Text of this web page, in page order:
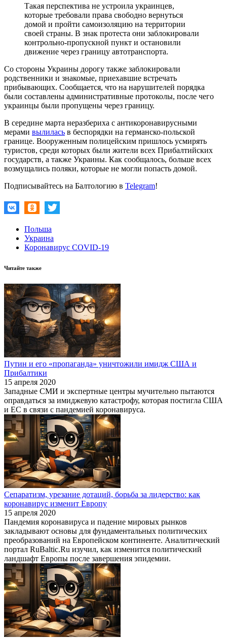
Такая перспектива не устроила украинцев,
которые требовали права свободно вернуться
домой и пройти самоизоляцию на территории
своей страны. В знак протеста они заблокировали
контрольно-пропускной пункт и остановили
движение через границу автотранспорта.
Со стороны Украины дорогу также заблокировали
родственники и знакомые, приехавшие встречать
прибывающих. Сообщается, что на нарушителей порядка
были составлены административные протоколы, после чего
украинцы были пропущены через границу.
В середине марта неразбериха с антикоронавирусными
мерами вылилась в беспорядки на германско-польской
границе. Вооруженным полицейским пришлось усмирять
туристов, среди которых были жители всех Прибалтийских
государств, а также Украины. Как сообщалось, больше всех
возмущались поляки, которые не могли попасть домой.
Подписывайтесь на Балтологию в Telegram!
Польша
Украина
Коронавирус COVID-19
Читайте также
Путин и его «пропаганда» уничтожили имидж США и
Прибалтики
15 апреля 2020
Западные СМИ и экспертные центры мучительно пытаются
оправдаться за имиджевую катастрофу, которая постигла США
и ЕС в связи с пандемией коронавируса.
Сепаратизм, урезание дотаций, борьба за лидерство: как
коронавирус изменит Европу
15 апреля 2020
Пандемия коронавируса и падение мировых рынков
закладывают основы для фундаментальных политических
преобразований на Европейском континенте. Аналитический
портал RuBaltic.Ru изучил, как изменится политический
ландшафт Европы после завершения эпидемии.